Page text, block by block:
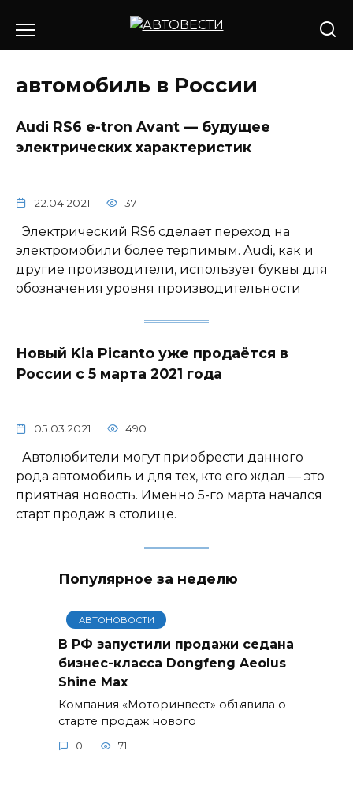
содержанию
автомобиль в России
Audi RS6 e-tron Avant — будущее
электрических характеристик
22.04.2021 37
Электрический RS6 сделает переход на
электромобили более терпимым. Audi, как и
другие производители, использует буквы для
обозначения уровня производительности
Новый Kia Picanto уже продаётся в
России с 5 марта 2021 года
05.03.2021 490
Автолюбители могут приобрести данного
рода автомобиль и для тех, кто его ждал — это
приятная новость. Именно 5-го марта начался
старт продаж в столице.
Популярное за неделю
АВТОНОВОСТИ
В РФ запустили продажи седана
бизнес-класса Dongfeng Aeolus
Shine Max
Компания «Моторинвест» объявила о
старте продаж нового
0 71